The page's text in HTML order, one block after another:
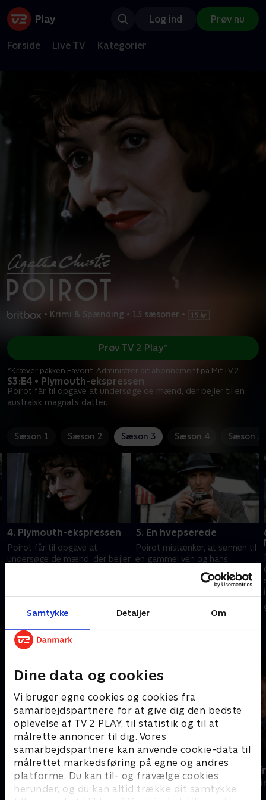
Samtykke Detaljer Om
Dine data og cookies
Vi bruger egne cookies og cookies fra
samarbejdspartnere for at give dig den bedste
oplevelse af TV 2 PLAY, til statistik og til at
målrette annoncer til dig. Vores
samarbejdspartnere kan anvende cookie-data til
målrettet markedsføring på egne og andres
platforme. Du kan til- og fravælge cookies
herunder, og du kan altid trække dit samtykke
Log ind Prøv nu
Forside Live TV Kategorier
• Krimi & Spænding • 13 sæsoner •
S3:E4 • Plymouth-ekspressen
Poirot får til opgave at undersøge de mænd, der bejler til en
australsk magnats datter.
Prøv TV 2 Play*
*Kræver pakken Favorit. Administrer dit abonnement på Mit TV 2.
Sæson 1 Sæson 2 Sæson 3 Sæson 4 Sæson 5
4. Plymouth-ekspressen
Poirot får til opgave at
undersøge de mænd, der bejler
5. En hvepserede
Poirot mistænker, at sønnen til
en gammel ven og hans
modelkæreste er i fare.
9. februar 2026 • 50 min
Andre så også
Inspector Morse
Krimi & Spænding • 8 sæsoner
En sag for
Krimi &